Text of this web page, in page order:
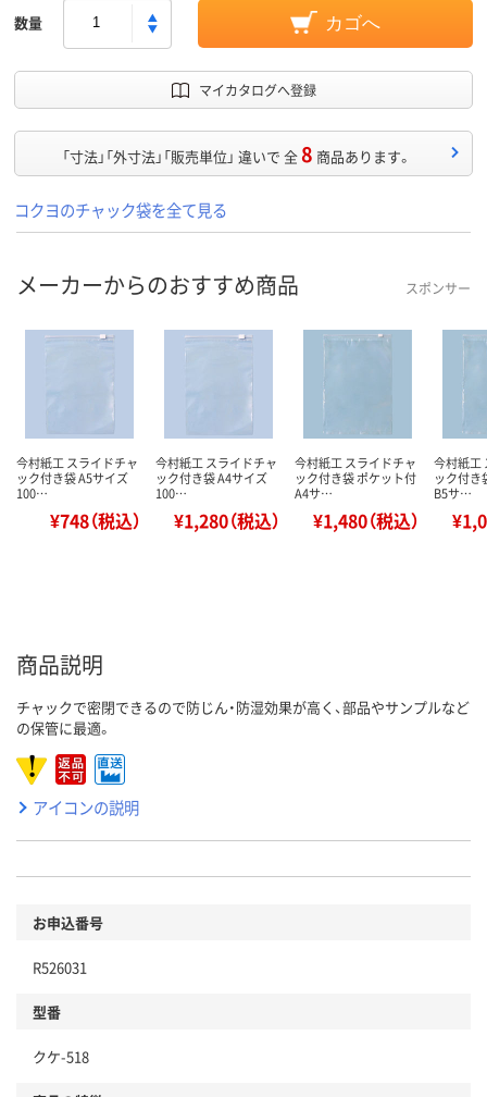
数量 カゴへ
マイカタログへ登録
「寸法」「外寸法」「販売単位」 違いで 全8 商品あります。
コクヨのチャック袋を全て見る
メーカーからのおすすめ商品 スポンサー
今村紙工 スライドチャ
ック付き袋 A5サイズ
100…
¥748（税込）
今村紙工 スライドチャ
ック付き袋 A4サイズ
100…
¥1,280（税込）
今村紙工 スライドチャ
ック付き袋 ポケット付
A4サ…
¥1,480（税込）
今村紙工
ック付き
B5サ…
商品説明
チャックで密閉できるので防じん・防湿効果が高く、部品やサンプルなど
の保管に最適。
アイコンの説明
お申込番号
R526031
型番
クケ-518